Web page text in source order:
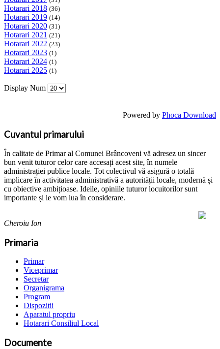
Hotarari 2018 (36)
Hotarari 2019 (14)
Hotarari 2020 (31)
Hotarari 2021 (21)
Hotarari 2022 (23)
Hotarari 2023 (1)
Hotarari 2024 (1)
Hotarari 2025 (1)
Display Num
Powered by Phoca Download
Cuvantul primarului
În calitate de Primar al Comunei Brâncoveni vă adresez un sincer
bun venit tuturor celor care accesați acest site, în numele
administrației publice locale. Tot colectivul vă asigură o totală
implicare în activitatea administrativă a autorității locale, modernă și
cu obiective ambițioase. Ideile, opiniile tuturor locuitorilor sunt
importante și le vom lua în considerare.
Cheroiu Ion
Primaria
Primar
Viceprimar
Secretar
Organigrama
Program
Dispozitii
Aparatul propriu
Hotarari Consiliul Local
Documente